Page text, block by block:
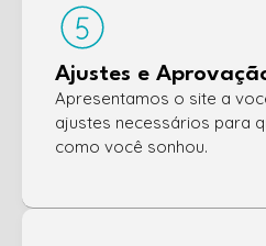
Ajustes e
Apresentamos o site a
ajustes necessários para
como você sonhou.